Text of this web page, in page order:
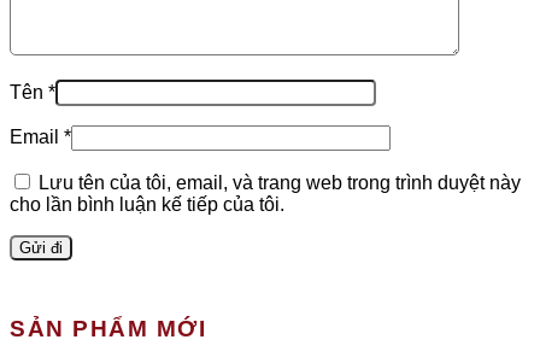
Tên *
Email *
Lưu tên của tôi, email, và trang web trong trình duyệt này
cho lần bình luận kế tiếp của tôi.
SẢN PHẨM MỚI